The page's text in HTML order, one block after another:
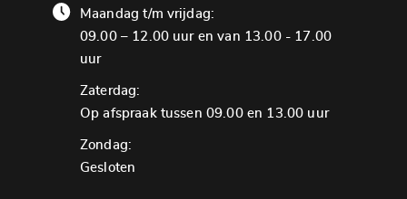
Maandag t/m vrijdag:
09.00 – 12.00 uur en van 13.00 - 17.00
uur
Zaterdag:
Op afspraak tussen 09.00 en 13.00 uur
Zondag:
Gesloten